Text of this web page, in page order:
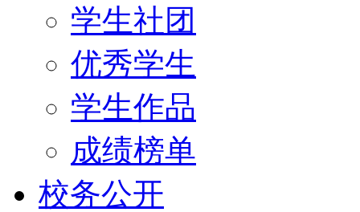
学生社团
优秀学生
学生作品
成绩榜单
校务公开